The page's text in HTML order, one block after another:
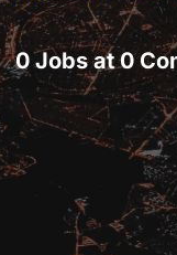
0 Jobs at 0